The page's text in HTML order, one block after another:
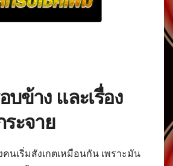
บข้าง และเรื่อง
ระจาย
คนเริ่มสังเกตเหมือนกัน เพราะมัน